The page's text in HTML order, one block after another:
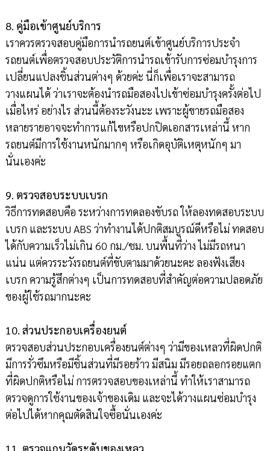
8. คู่มือเข้าศูนย์บริการ
เราควรตรวจสอบคู่มือการนำรถยนต์เข้าศูนย์บริการประจำ
รถยนต์เพื่อตรวจสอบประวัติการนำรถเข้ารับการซ่อมบำรุงการ
เปลี่ยนแปลงชิ้นส่วนต่างๆ ด้วยค่ะ นี่ก็เพื่อเราจะสามารถ
วางแผนได้ ว่าเราจะต้องนำรถมือสองไปเข้าซ่อมบำรุงครั้งต่อไป
เมื่อไหร่ อย่างไร ส่วนนี้ต้องระวังนะะ เพราะผู้ขายรถมือสอง
หลายรายอาจจะทำการแก้ไขหรือปกปิดเอกสารเหล่านี้ หาก
รถยนต์มีการใช้งานหนักมากๆ หรือเกิดอุบัติเหตุหนักๆ มา
นั่นเองค่ะ
9. ตรวจสอบระบบเบรก
วิธีการทดสอบคือ ระหว่างการทดลองขับรถ ให้ลองทดสอบระบบ
เบรก และระบบ ABS ว่าทำงานได้ปกติสมบูรณ์ดีหรือไม่ ทดสอบ
ได้กับความเร็วไม่เกิน 60 กม./ชม. บนพื้นที่ว่าง ไม่มีรถหนา
แน่น แต่ควรระวังรถยนต์ที่ขับตามมาด้วยนะคะ ลองฟังเสียง
เบรก ความรู้สึกต่างๆ เป็นการทดสอบที่สำคัญต่อความปลอดภัย
ของผู้ใช้รถมากนะคะ
10. ส่วนประกอบเครื่องยนต์
ตรวจสอบส่วนประกอบเครื่องยนต์ต่างๆ ว่ามีของเหลวที่ผิดปกติ
มีการรั่วซึมหรือมีชิ้นส่วนที่มีรอยร้าว มีสนิม มีรอยถลอกรอยแตก
ที่ผิดปกติหรือไม่ การตรวจสอบของเหล่านี้ ทำให้เราสามารถ
ตรวจดูการใช้งานของเจ้าของเดิม และจะได้วางแผนซ่อมบำรุง
ต่อไปได้หากคุณตัดสินใจซื้อนั่นเองค่ะ